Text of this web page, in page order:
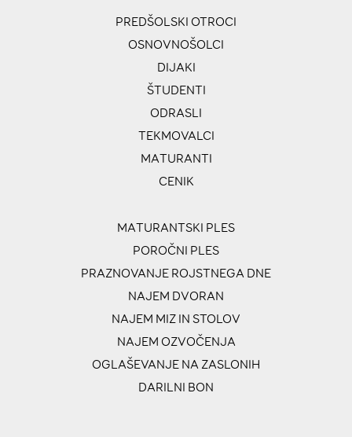
PREDŠOLSKI OTROCI
OSNOVNOŠOLCI
DIJAKI
ŠTUDENTI
ODRASLI
TEKMOVALCI
MATURANTI
CENIK
MATURANTSKI PLES
POROČNI PLES
PRAZNOVANJE ROJSTNEGA DNE
NAJEM DVORAN
NAJEM MIZ IN STOLOV
NAJEM OZVOČENJA
OGLAŠEVANJE NA ZASLONIH
DARILNI BON